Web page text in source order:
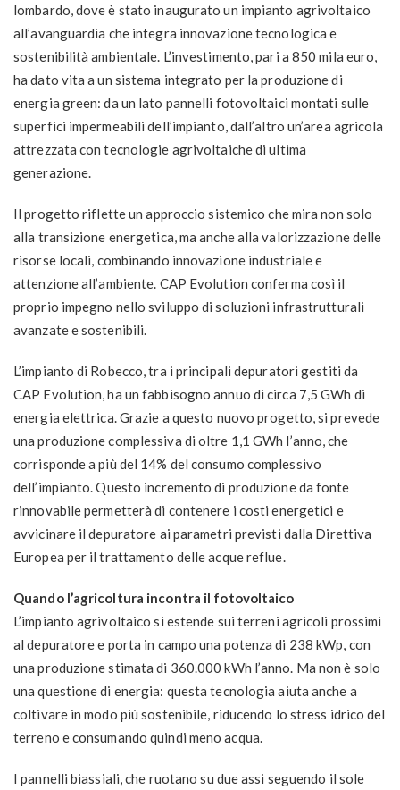
lombardo, dove è stato inaugurato un impianto agrivoltaico
all’avanguardia che integra innovazione tecnologica e
sostenibilità ambientale. L’investimento, pari a 850 mila euro,
ha dato vita a un sistema integrato per la produzione di
energia green: da un lato pannelli fotovoltaici montati sulle
superfici impermeabili dell’impianto, dall’altro un’area agricola
attrezzata con tecnologie agrivoltaiche di ultima
generazione.
Il progetto riflette un approccio sistemico che mira non solo
alla transizione energetica, ma anche alla valorizzazione delle
risorse locali, combinando innovazione industriale e
attenzione all’ambiente. CAP Evolution conferma così il
proprio impegno nello sviluppo di soluzioni infrastrutturali
avanzate e sostenibili.
L’impianto di Robecco, tra i principali depuratori gestiti da
CAP Evolution, ha un fabbisogno annuo di circa 7,5 GWh di
energia elettrica. Grazie a questo nuovo progetto, si prevede
una produzione complessiva di oltre 1,1 GWh l’anno, che
corrisponde a più del 14% del consumo complessivo
dell’impianto. Questo incremento di produzione da fonte
rinnovabile permetterà di contenere i costi energetici e
avvicinare il depuratore ai parametri previsti dalla Direttiva
Europea per il trattamento delle acque reflue.
Quando l’agricoltura incontra il fotovoltaico
L’impianto agrivoltaico si estende sui terreni agricoli prossimi
al depuratore e porta in campo una potenza di 238 kWp, con
una produzione stimata di 360.000 kWh l’anno. Ma non è solo
una questione di energia: questa tecnologia aiuta anche a
coltivare in modo più sostenibile, riducendo lo stress idrico del
terreno e consumando quindi meno acqua.
I pannelli biassiali, che ruotano su due assi seguendo il sole